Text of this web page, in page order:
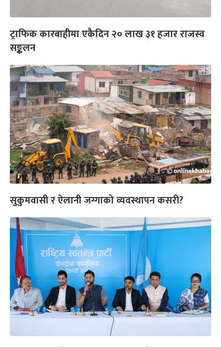
ट्राफिक कारबाहीमा एकैदिन २० लाख ३१ हजार राजस्व
सङ्कलन
सुकुमवासी र ऐलानी जग्गाको व्यवस्थापन कसरी?